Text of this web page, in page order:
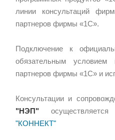
линии консультаций
партнеров фирмы «1С».
Подключение к
обязательным
партнеров фирмы «1С» и
Консультации и
"НЭП"
"КОННЕКТ"